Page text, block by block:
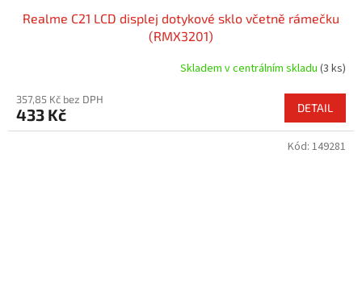
Realme C21 LCD displej dotykové sklo včetně rámečku
(RMX3201)
Skladem v centrálním skladu (3 ks)
357,85 Kč bez DPH
433 Kč DETAIL
Kód: 149281